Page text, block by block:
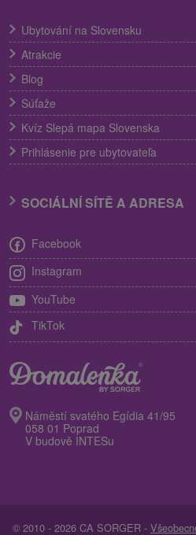
Ubytování na Slovensku
Atrakcie
Blog
Súťaže
Kvíz Slepá mapa Slovenska
Prihlásenie pre ubytovateľa
SOCIÁLNÍ SÍTĚ A ADRESA
Facebook
Instagram
YouTube
TikTok
Náměstí svatého Egídia 41/95
058 01 Poprad
V budově INTESu
© 2010 - 2026 CA SORGER -